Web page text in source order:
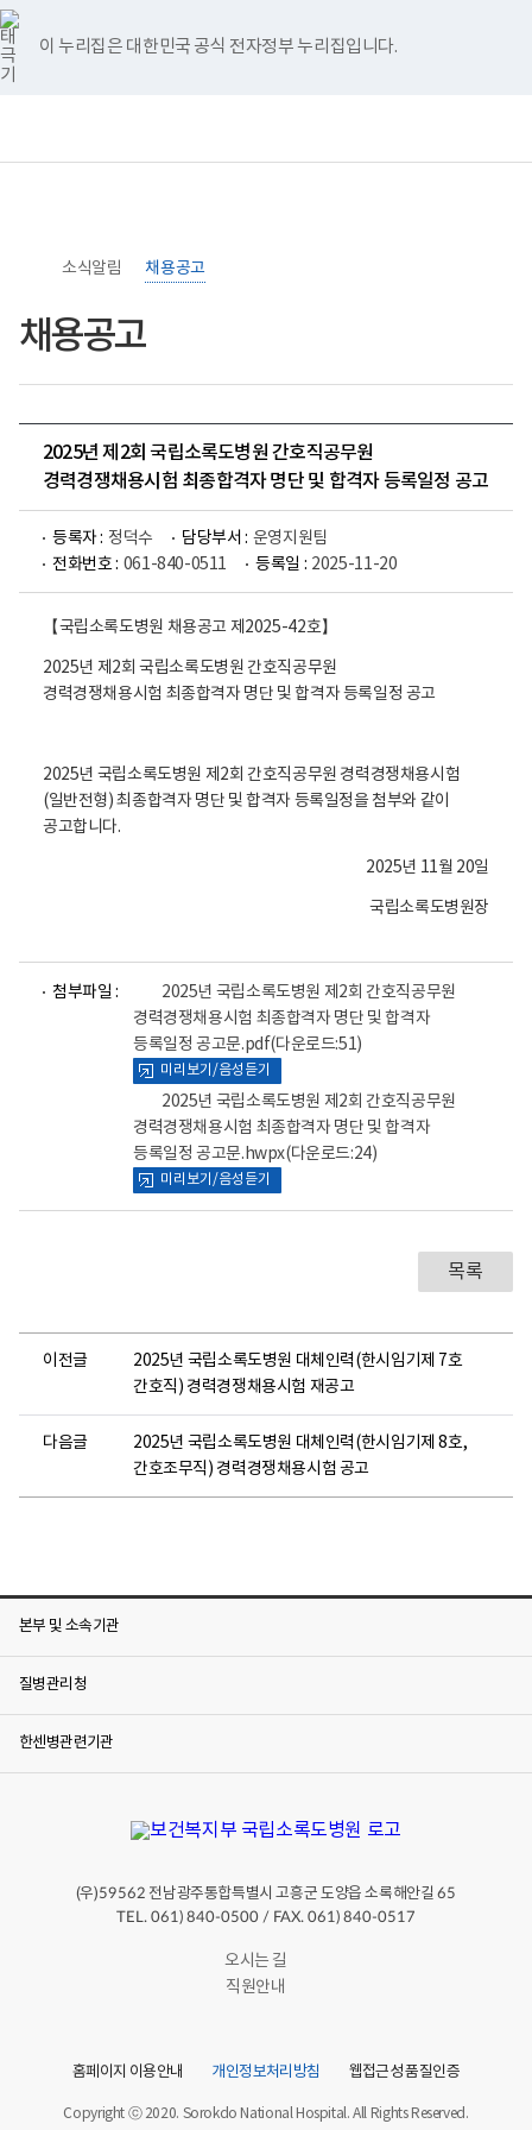
이 누리집은 대한민국 공식 전자정부 누리집입니다.
너
비
767px
이
하
록
원
로
검
메
홈
>
소식알림
>
채용공고
채용공고
2025년 제2회 국립소록도병원 간호직공무원
경력경쟁채용시험 최종합격자 명단 및 합격자 등록일정 공고
등록자 : 정덕수 담당부서 : 운영지원팀
전화번호 : 061-840-0511 등록일 : 2025-11-20
【국립소록도병원 채용공고 제2025-42호】
2025년 제2회 국립소록도병원 간호직공무원
경력경쟁채용시험 최종합격자 명단 및 합격자 등록일정 공고
2025년 국립소록도병원 제2회 간호직공무원 경력경쟁채용시험
(일반전형) 최종합격자 명단 및 합격자 등록일정을 첨부와 같이
공고합니다.
2025년 11월 20일
국립소록도병원장
첨부파일 :
2025년 국립소록도병원 제2회 간호직공무원
경력경쟁채용시험 최종합격자 명단 및 합격자
등록일정 공고문.pdf(다운로드:51)
미리보기/음성듣기
2025년 국립소록도병원 제2회 간호직공무원
경력경쟁채용시험 최종합격자 명단 및 합격자
등록일정 공고문.hwpx(다운로드:24)
미리보기/음성듣기
목록
이전글
2025년 국립소록도병원 대체인력(한시임기제 7호
간호직) 경력경쟁채용시험 재공고
다음글
2025년 국립소록도병원 대체인력(한시임기제 8호,
간호조무직) 경력경쟁채용시험 공고
본부 및 소속기관
질병관리청
한센병관련기관
(우)59562 전남광주통합특별시 고흥군 도양읍 소록해안길65
TEL. 061) 840-0500 / FAX. 061) 840-0517
오시는 길
직원안내
홈페이지 이용안내 개인정보처리방침 웹접근성 품질인증
Copyright ⓒ 2020. Sorokdo National Hospital. All Rights Reserved.